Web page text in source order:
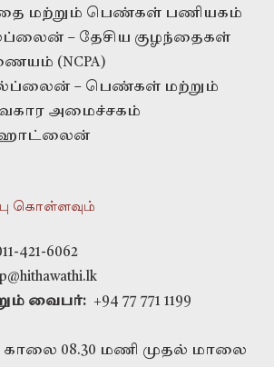
மற்றும் பெண்கள் பணியகம்
– தேசிய குழந்தைகள்
(NCPA)
– பெண்கள் மற்றும்
அமைச்சகம்
ஹாட்லைன்
கொள்ளவும்
421-6062
வைபர்: +94 77 771 1199
காலை 08.30 மணி முதல் மாலை